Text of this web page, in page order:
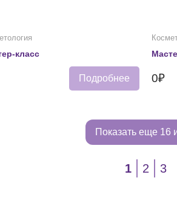
класс
Подробнее 0₽
Показать еще 16
1 2 3